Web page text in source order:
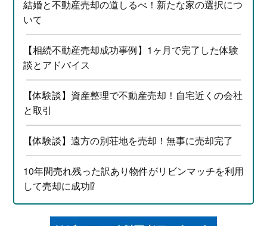
結婚と不動産売却の道しるべ！新たな家の選択につ
いて
【相続不動産売却成功事例】1ヶ月で完了した体験
談とアドバイス
【体験談】資産整理で不動産売却！自宅近くの会社
と取引
【体験談】遠方の別荘地を売却！無事に売却完了
10年間売れ残った訳あり物件がリビンマッチを利用
して売却に成功⁉